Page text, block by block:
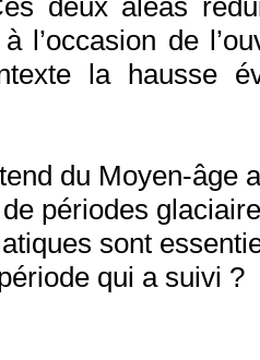
deux aléas
l’occasion de
la hausse
du Moyen-âge
périodes
sont
qui a suivi ?